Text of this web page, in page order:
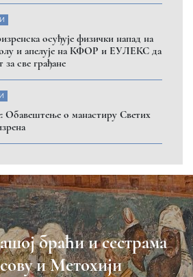
осуђује физички напад на
и апелује на КФОР и ЕУЛЕКС да
за све грађане
Обавештење о манастиру Светих
браћи и сестрама
и Метохији